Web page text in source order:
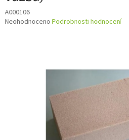
A000106
Průměrné
Neohodnoceno Podrobnosti hodnocení